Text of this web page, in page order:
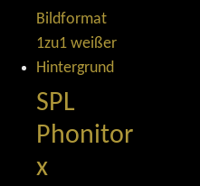
SPL
Phonitor
x